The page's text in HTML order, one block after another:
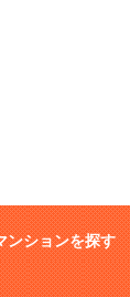
ンションを探す